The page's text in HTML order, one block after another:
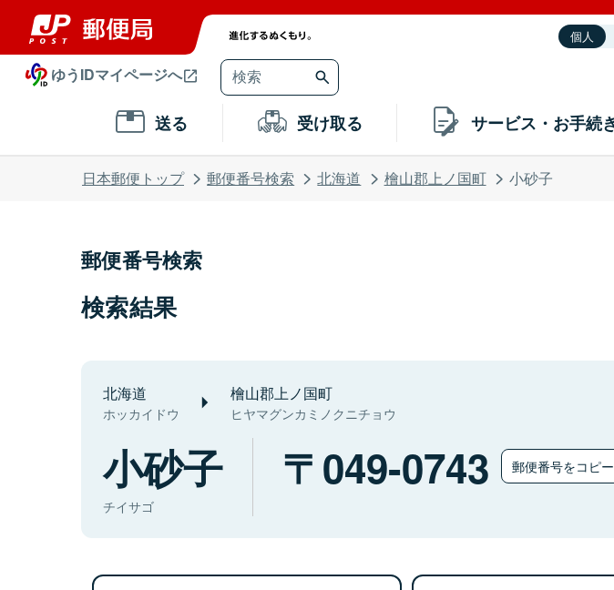
個人
ゆうIDマイページへ
送る 受け取る サービス・お手続
日本郵便トップ 郵便番号検索 北海道 檜山郡上ノ国町 小砂子
郵便番号検索
検索結果
北海道
ホッカイドウ
檜山郡上ノ国町
ヒヤマグンカミノクニチョウ
小砂子
チイサゴ
049-0743 郵便番号をコピ